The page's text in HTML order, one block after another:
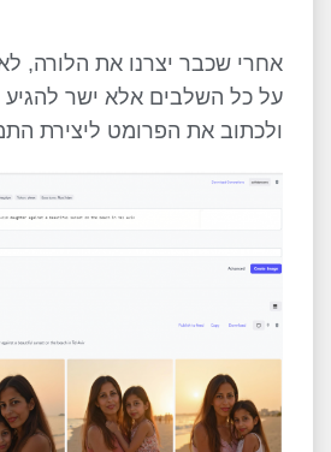
אחרי שכבר יצרנו את הלורה,
על כל השלבים אלא ישר
ולכתוב את הפרומט ליצירת